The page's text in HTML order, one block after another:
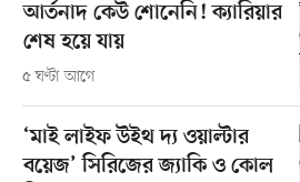
আর্তনাদ কেউ শোনেনি! ক্যারিয়ার
শেষ হয়ে যায়
৫ ঘণ্টা আগে
‘মাই লাইফ উইথ দ্য ওয়াল্টার
বয়েজ’ সিরিজের জ্যাকি ও কোল